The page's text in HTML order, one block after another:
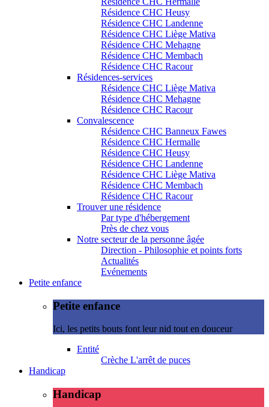
Résidence CHC Heusy
Résidence CHC Landenne
Résidence CHC Liège Mativa
Résidence CHC Mehagne
Résidence CHC Membach
Résidence CHC Racour
Résidences-services
Résidence CHC Liège Mativa
Résidence CHC Mehagne
Résidence CHC Racour
Convalescence
Résidence CHC Banneux Fawes
Résidence CHC Hermalle
Résidence CHC Heusy
Résidence CHC Landenne
Résidence CHC Liège Mativa
Résidence CHC Membach
Résidence CHC Racour
Trouver une résidence
Par type d'hébergement
Près de chez vous
Notre secteur de la personne âgée
Direction - Philosophie et points forts
Actualités
Evénements
Petite enfance
Petite enfance
Ici, les petits bouts font leur nid tout en douceur
Entité
Crèche L'arrêt de puces
Handicap
Handicap